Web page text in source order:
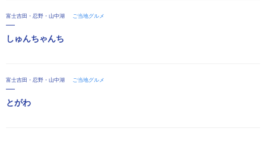
富士吉田・忍野・山中湖 ご当地グルメ
しゅんちゃんち
富士吉田・忍野・山中湖 ご当地グルメ
とがわ